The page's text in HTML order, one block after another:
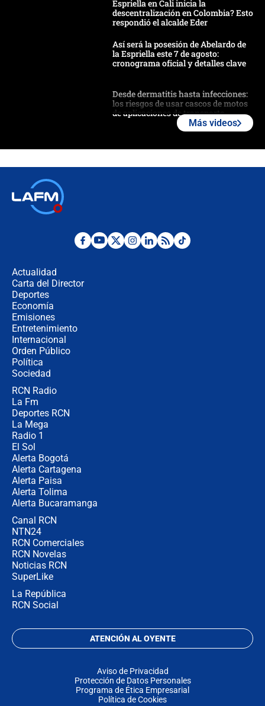
Espriella en Cali inicia la
descentralización en Colombia? Esto
respondió el alcalde Eder
Así será la posesión de Abelardo de
la Espriella este 7 de agosto:
cronograma oficial y detalles clave
Desde dermatitis hasta infecciones:
los riesgos de usar cascos de motos
de aplicaciones de transporte
Posesión de Abelardo De La Espriella
Más videos
Actualidad
Carta del Director
Deportes
Economía
Emisiones
Entretenimiento
Internacional
Orden Público
Política
Sociedad
RCN Radio
La Fm
Deportes RCN
La Mega
Radio 1
El Sol
Alerta Bogotá
Alerta Cartagena
Alerta Paisa
Alerta Tolima
Alerta Bucaramanga
Canal RCN
NTN24
RCN Comerciales
RCN Novelas
Noticias RCN
SuperLike
La República
RCN Social
ATENCIÓN AL OYENTE
Aviso de Privacidad
Protección de Datos Personales
Programa de Ética Empresarial
Política de Cookies